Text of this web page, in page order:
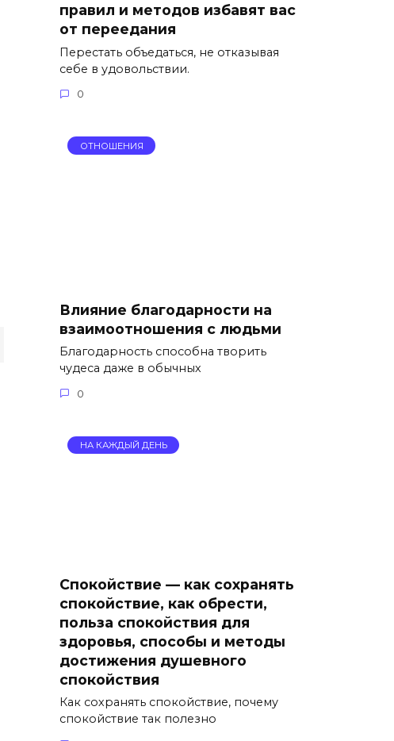
правил и методов избавят вас
от переедания
Перестать объедаться, не отказывая
себе в удовольствии.
0
ОТНОШЕНИЯ
Влияние благодарности на
взаимоотношения с людьми
Благодарность способна творить
чудеса даже в обычных
0
НА КАЖДЫЙ ДЕНЬ
Спокойствие — как сохранять
спокойствие, как обрести,
польза спокойствия для
здоровья, способы и методы
достижения душевного
спокойствия
Как сохранять спокойствие, почему
спокойствие так полезно